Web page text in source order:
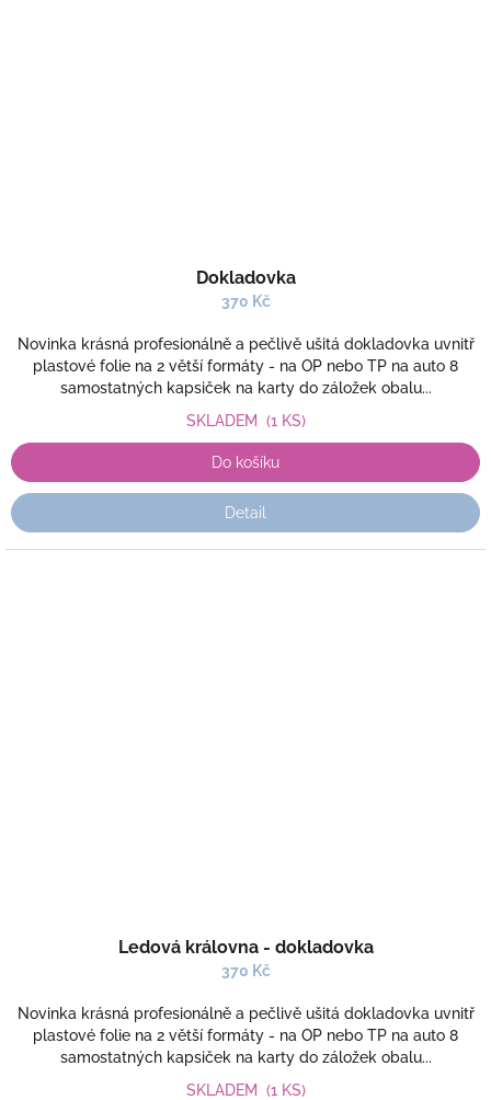
Dokladovka
370 Kč
Novinka krásná profesionálně a pečlivě ušitá dokladovka uvnitř
plastové folie na 2 větší formáty - na OP nebo TP na auto 8
samostatných kapsiček na karty do záložek obalu...
SKLADEM (1 KS)
Do košíku
Detail
Ledová královna - dokladovka
370 Kč
Novinka krásná profesionálně a pečlivě ušitá dokladovka uvnitř
plastové folie na 2 větší formáty - na OP nebo TP na auto 8
samostatných kapsiček na karty do záložek obalu...
SKLADEM (1 KS)